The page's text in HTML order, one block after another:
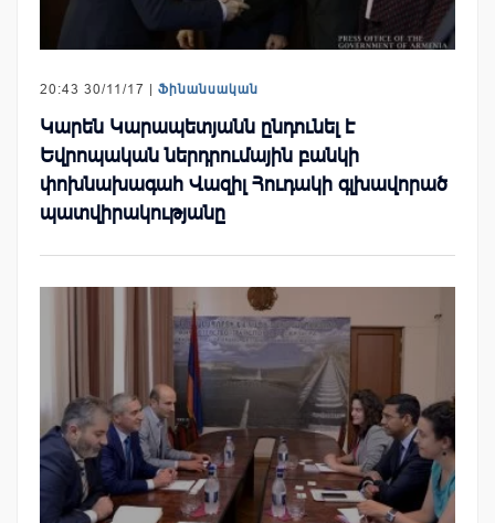
20:43 30/11/17 | Ֆինանսական
Կարեն Կարապետյանն ընդունել է
Եվրոպական ներդրումային բանկի
փոխնախագահ Վազիլ Հուդակի գլխավորած
պատվիրակությանը